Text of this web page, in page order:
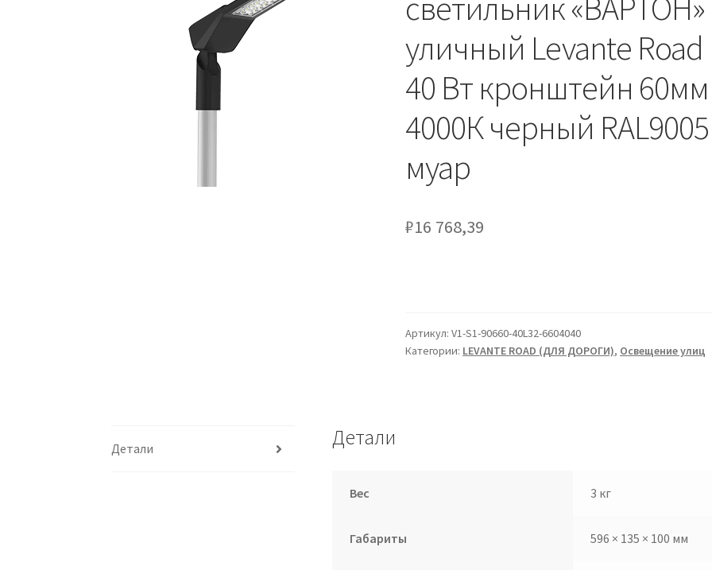
уличный Levante Road
40 Вт кронштейн 60мм
4000К черный RAL9005
муар
₽16 768,39
Артикул:V1-S1-90660-40L32-6604040
Категории: LEVANTE ROAD (ДЛЯ ДОРОГИ), Освещение улиц
Детали Детали
Вес 3 кг
Габариты 596 × 135 × 100 мм